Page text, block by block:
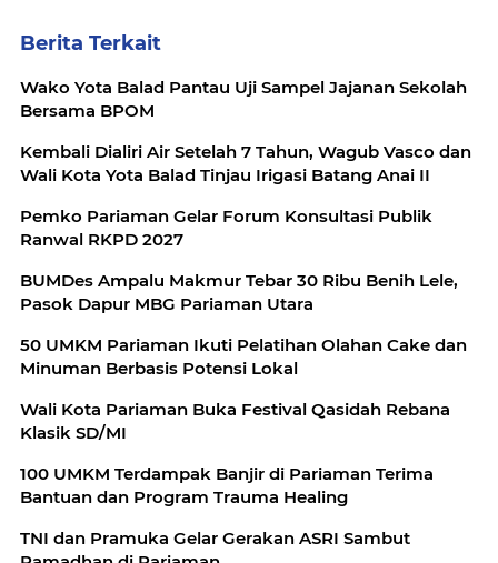
Berita Terkait
Wako Yota Balad Pantau Uji Sampel Jajanan Sekolah
Bersama BPOM
Kembali Dialiri Air Setelah 7 Tahun, Wagub Vasco dan
Wali Kota Yota Balad Tinjau Irigasi Batang Anai II
Pemko Pariaman Gelar Forum Konsultasi Publik
Ranwal RKPD 2027
BUMDes Ampalu Makmur Tebar 30 Ribu Benih Lele,
Pasok Dapur MBG Pariaman Utara
50 UMKM Pariaman Ikuti Pelatihan Olahan Cake dan
Minuman Berbasis Potensi Lokal
Wali Kota Pariaman Buka Festival Qasidah Rebana
Klasik SD/MI
100 UMKM Terdampak Banjir di Pariaman Terima
Bantuan dan Program Trauma Healing
TNI dan Pramuka Gelar Gerakan ASRI Sambut